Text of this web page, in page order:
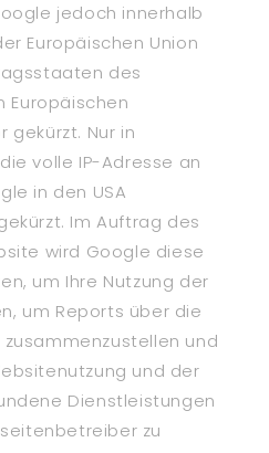
jedoch innerhalb
Europäischen Union
des
Europäischen
gekürzt. Nur in
volle IP-Adresse an
in den USA
Im Auftrag des
wird Google diese
um Ihre Nutzung der
um Reports über die
und
und der
Dienstleistungen
zu